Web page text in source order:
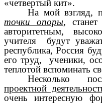
«четвертый кит».
На мой взгляд,
точки опоры,
авторитетным,
учителя будут
республика, Россия
его труд, ученики,
теплотой вспоминать
Несколько
проектной
очень интересную